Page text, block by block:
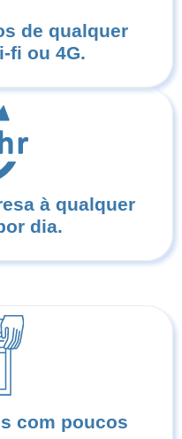
de qualquer
fi ou 4G.
à qualquer
dia.
com poucos